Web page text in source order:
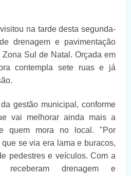
na tarde desta segunda-
drenagem e pavimentação
Zona Sul de Natal. Orçada em
contempla sete ruas e já
gestão municipal , conforme
vai melhorar ainda mais a
quem mora no local. "Por
se via era lama e buracos,
pedestres e veículos. Com a
drenagem e